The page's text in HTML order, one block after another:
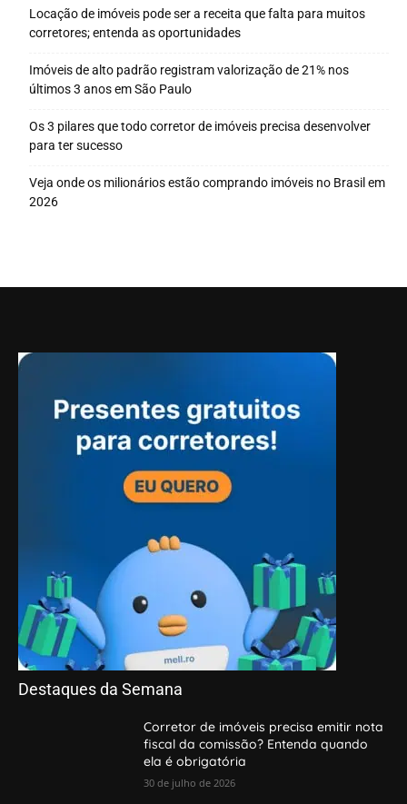
Locação de imóveis pode ser a receita que falta para muitos
corretores; entenda as oportunidades
Imóveis de alto padrão registram valorização de 21% nos
últimos 3 anos em São Paulo
Os 3 pilares que todo corretor de imóveis precisa desenvolver
para ter sucesso
Veja onde os milionários estão comprando imóveis no Brasil em
2026
Destaques da Semana
Corretor de imóveis precisa emitir nota
fiscal da comissão? Entenda quando
ela é obrigatória
30 de julho de 2026